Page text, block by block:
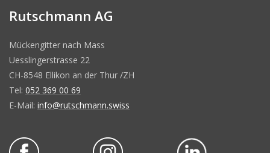
Rutschmann AG
Mückengitter nach Mass
Uesslingerstrasse 22
CH-8548 Ellikon an der Thur /ZH
Tel: 052 369 00 69
E-Mail: info@rutschmann.swiss